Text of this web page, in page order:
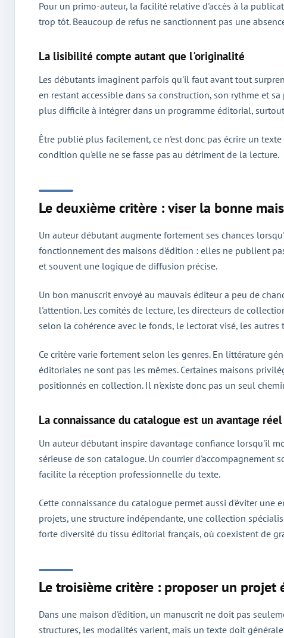
Pour un primo-auteur, la facilité relative d'accès à la
trop tôt. Beaucoup de refus ne sanctionnent pas une
La lisibilité compte autant que l'originalité
Les débutants imaginent parfois qu'il faut avant tout
en restant accessible dans sa construction, son rythme et
plus difficile à intégrer dans un programme éditorial,
Être publié plus facilement, ce n'est donc pas écrire un
condition qu'elle ne se fasse pas au détriment de la lecture.
Le deuxième critère : viser la bonne
Un auteur débutant augmente fortement ses chances
fonctionnement des maisons d'édition : elles ne publient
et souvent une logique de diffusion précise.
Un bon manuscrit envoyé au mauvais éditeur a peu de
l'attention. Les comités de lecture, les directeurs de
selon la cohérence avec le fonds, le lectorat visé, les
Ce critère varie fortement selon les genres. En littérature
éditoriales ne sont pas les mêmes. Certaines maisons
positionnés en collection. Il n'existe donc pas un seul
La connaissance du catalogue est un avantage réel
Un auteur débutant inspire davantage confiance lorsqu'il
sérieuse de son catalogue. Un courrier
facilite la réception professionnelle du texte.
Cette connaissance du catalogue permet aussi d'éviter une
projets, une structure indépendante, une collection
forte diversité du tissu éditorial français, où coexistent de
Le troisième critère : proposer un
Dans une maison d'édition, un manuscrit ne doit pas
structures, les modalités varient, mais un texte doit